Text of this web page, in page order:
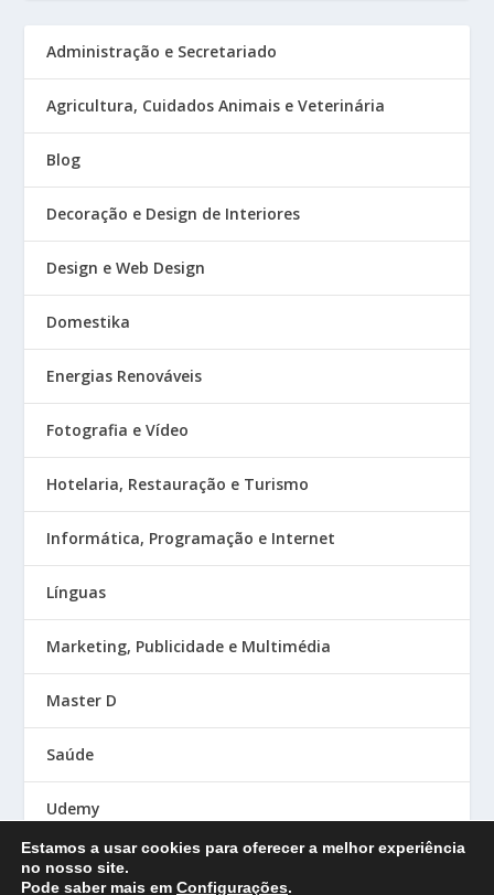
Administração e Secretariado
Agricultura, Cuidados Animais e Veterinária
Blog
Decoração e Design de Interiores
Design e Web Design
Domestika
Energias Renováveis
Fotografia e Vídeo
Hotelaria, Restauração e Turismo
Informática, Programação e Internet
Línguas
Marketing, Publicidade e Multimédia
Master D
Saúde
Udemy
Estamos a usar cookies para oferecer a melhor experiência
no nosso site.
Pode saber mais em Configurações.